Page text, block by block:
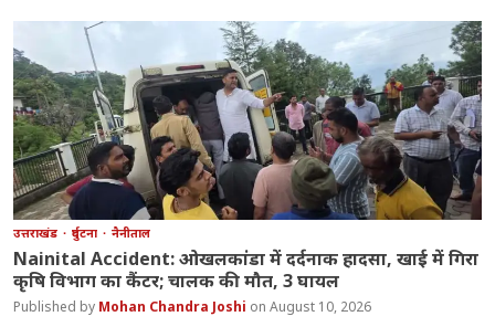
उत्तराखंड दुर्घटना नैनीताल
Nainital Accident: ओखलकांडा में दर्दनाक हादसा, खाई में गिरा
कृषि विभाग का कैंटर; चालक की मौत, 3 घायल
Mohan Chandra Joshi August 10, 2026